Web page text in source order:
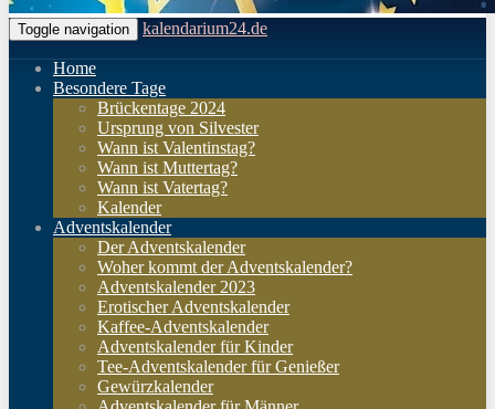
Toggle navigation kalendarium24.de
Home
Besondere Tage
Brückentage 2024
Ursprung von Silvester
Wann ist Valentinstag?
Wann ist Muttertag?
Wann ist Vatertag?
Kalender
Adventskalender
Der Adventskalender
Woher kommt der Adventskalender?
Adventskalender 2023
Erotischer Adventskalender
Kaffee-Adventskalender
Adventskalender für Kinder
Tee-Adventskalender für Genießer
Gewürzkalender